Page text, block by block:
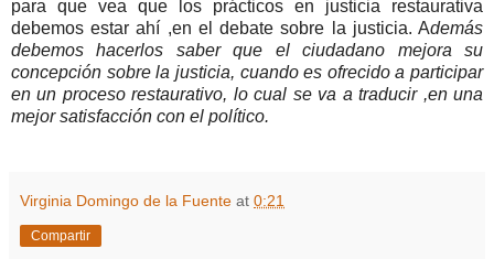
para que vea que los prácticos en justicia restaurativa
debemos estar ahí ,en el debate sobre la justicia. Además
debemos hacerlos saber que el ciudadano mejora su
concepción sobre la justicia, cuando es ofrecido a participar
en un proceso restaurativo, lo cual se va a traducir ,en una
mejor satisfacción con el político.
Virginia Domingo de la Fuente at 0:21
Compartir